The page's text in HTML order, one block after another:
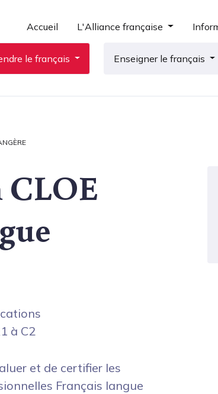
Accueil L'Alliance française
le français Enseigner le français
à C2
et de certifier les
Français langue